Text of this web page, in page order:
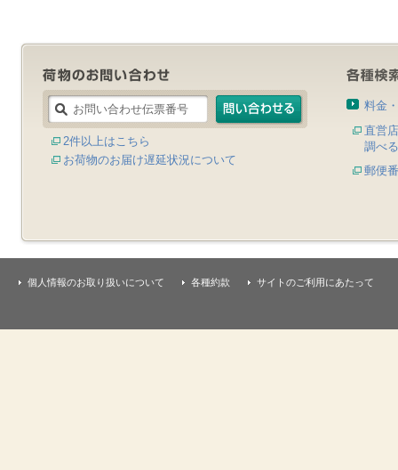
2件以上はこちら
お荷物のお届け遅延状況について
料金
直営
調べる
郵便
個人情報のお取り扱いについて 各種約款 サイトのご利用にあたって